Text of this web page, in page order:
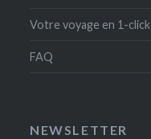
Votre voyage en 1-click
FAQ
NEWSLETTER